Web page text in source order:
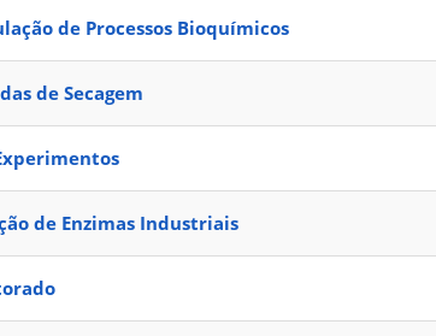
de Processos Bioquímicos
de Secagem
de Enzimas Industriais